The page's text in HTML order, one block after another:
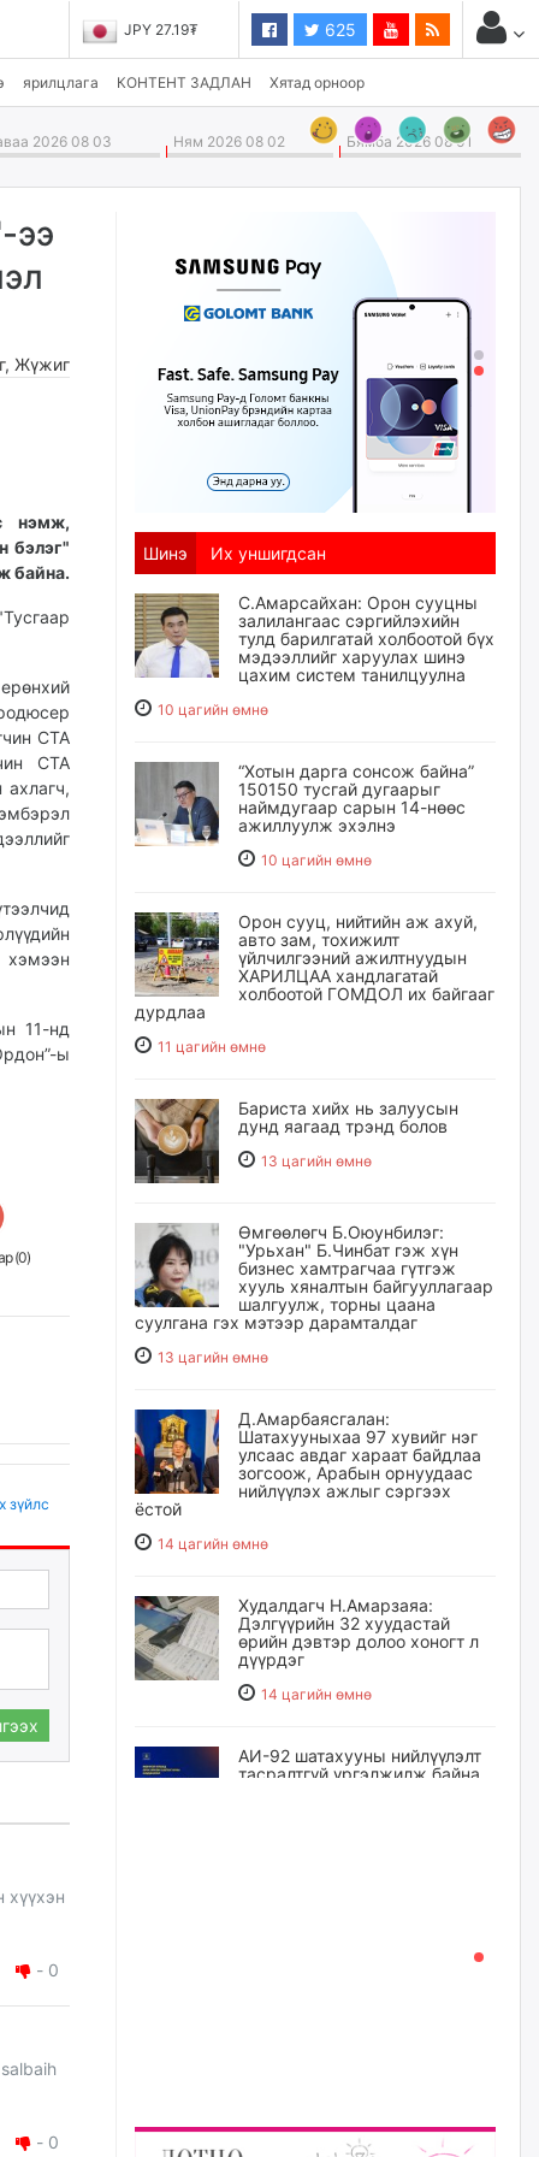
JPY 27.19₮ 625
ярилцлага КОНТЕНТ ЗАДЛАН Хятад орноор
2026 08 03 Ням 2026 08 02 Бямба 2026 08 01
ээ
, Жүжиг
нэмж,
бэлэг"
байна.
СТА
СТА
хэмээн
11-нд
ы
(0)
зүйлс
хүүхэн
- 0
- 0
Шинэ Их уншигдсан
С.Амарсайхан: Орон сууцны
залилангаас сэргийлэхийн
тулд барилгатай холбоотой бүх
мэдээллийг харуулах шинэ
цахим систем танилцуулна
10 цагийн өмнө
“Хотын дарга сонсож байна”
150150 тусгай дугаарыг
наймдугаар сарын 14-нөөс
ажиллуулж эхэлнэ
10 цагийн өмнө
Орон сууц, нийтийн аж ахуй,
авто зам, тохижилт
үйлчилгээний ажилтнуудын
ХАРИЛЦАА хандлагатай
холбоотой ГОМДОЛ их байгааг
дурдлаа
11 цагийн өмнө
Бариста хийх нь залуусын
дунд яагаад трэнд болов
13 цагийн өмнө
Өмгөөлөгч Б.Оюунбилэг:
"Урьхан" Б.Чинбат гэж хүн
бизнес хамтрагчаа гүтгэж
хууль хяналтын байгууллагаар
шалгуулж, торны цаана
суулгана гэх мэтээр дарамталдаг
13 цагийн өмнө
Д.Амарбаясгалан:
Шатахууныхаа 97 хувийг нэг
улсаас авдаг хараат байдлаа
зогсоож, Арабын орнуудаас
нийлүүлэх ажлыг сэргээх
ёстой
14 цагийн өмнө
Худалдагч Н.Амарзаяа:
Дэлгүүрийн 32 хуудастай
өрийн дэвтэр долоо хоногт л
дүүрдэг
14 цагийн өмнө
АИ-92 шатахууны нийлүүлэлт
тасралтгүй үргэлжилж байна